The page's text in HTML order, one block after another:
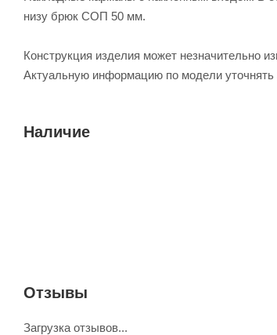
низу брюк СОП 50 мм.
Конструкция изделия может незначительно
Актуальную информацию по модели
Наличие
Отзывы
Загрузка отзывов...